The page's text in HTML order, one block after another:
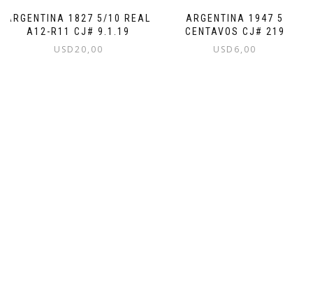
ARGENTINA 1827 5/10 REAL
A12-R11 CJ# 9.1.19
USD20,00
ARGENTINA 1947 5
CENTAVOS CJ# 219
USD 6,00